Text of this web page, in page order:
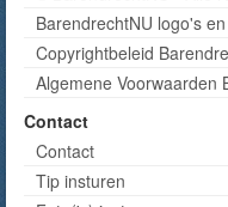
BarendrechtNU logo's
Copyrightbeleid
Algemene Voorwaarden
Contact
Contact
Tip insturen